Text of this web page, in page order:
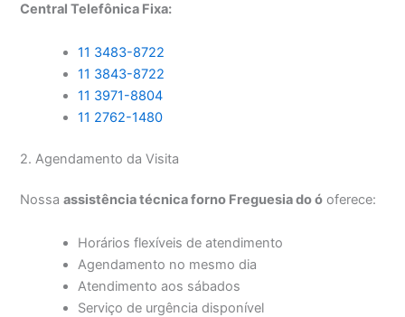
Central Telefônica Fixa:
11 3483-8722
11 3843-8722
11 3971-8804
11 2762-1480
2. Agendamento da Visita
Nossaassistência técnica forno Freguesia do ó oferece:
Horários flexíveis de atendimento
Agendamento no mesmo dia
Atendimento aos sábados
Serviço de urgência disponível